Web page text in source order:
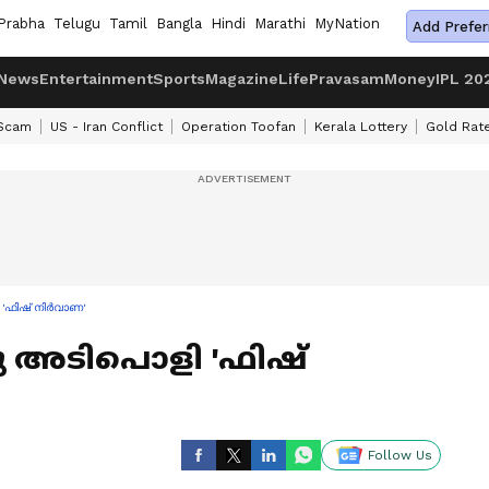
Telugu Tamil Bangla Hindi Marathi MyNation Add
EntertainmentSportsMagazineLifePravasamMoneyIPL
US - Iran Conflict Operation Toofan Kerala Lottery Gold
നിർവാണ'
അടിപൊളി 'ഫിഷ്
Follow Us